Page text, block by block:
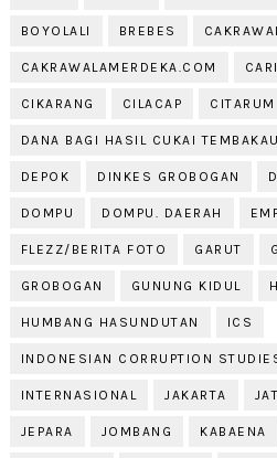
BOYOLALI BREBES
CAKRAWALAMERDEKA.COM
CIKARANG CILACAP CITARUM
DANA BAGI HASIL CUKAI TEMBAKAU
DEPOK DINKES GROBOGAN
DOMPU DOMPU. DAERAH
FLEZZ/BERITA FOTO GARUT
GROBOGAN GUNUNG KIDUL
HUMBANG HASUNDUTAN ICS
INDONESIAN CORRUPTION
INTERNASIONAL JAKARTA
JEPARA JOMBANG KABAENA